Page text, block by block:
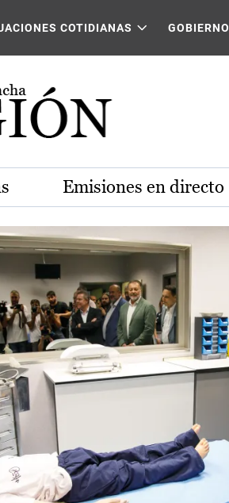
COTIDIANAS GOBIERNO
Emisiones en directo